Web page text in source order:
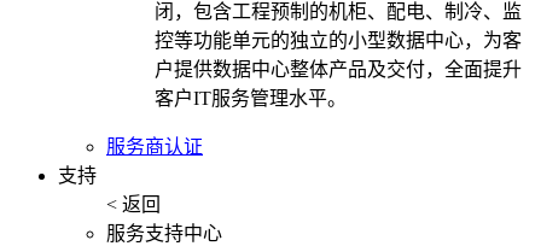
闭，包含工程预制的机柜、配电、制冷、监
控等功能单元的独立的小型数据中心，为客
户提供数据中心整体产品及交付，全面提升
客户IT服务管理水平。
服务商认证
支持
< 返回
服务支持中心